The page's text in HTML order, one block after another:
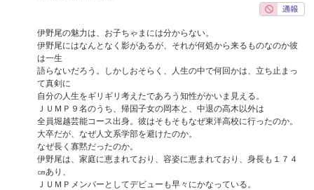
伊野尾の魅力は、お子ちゃまには分からない。
伊野尾にはなんとなく影があるが、それが何処から来るものなのか彼
は一生
語らないだろう。しかしおそらく、人生の中で何回かは、立ち止まっ
て真剣に
自分の人生をギリギリ考えたであろう知性がかいま見える。
ＪＵＭＰ９名のうち、帰国子女の岡本と、中退の高木以外は
全員堀越芸能コース出身。彼はそもそもなぜ東洋高校に行ったのか。
大卒だが、なぜ人文系学部を避けたのか。
なぜ長く寡黙だったのか。
伊野尾は、家庭に恵まれており、容姿に恵まれており、身長も１７４
㎝あり、
ＪＵＭＰメンバーとしてデビューも早々にかなっている。